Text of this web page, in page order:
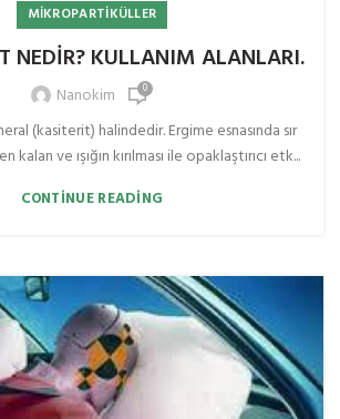
MIKROPARTIKÜLLER
NEDİR? KULLANIM ALANLARI.
Nanokim 0
(kasiterit) halindedir. Ergime esnasında sır
ve ışığın kırılması ile opaklaştırıcı etk...
CONTINUE READING